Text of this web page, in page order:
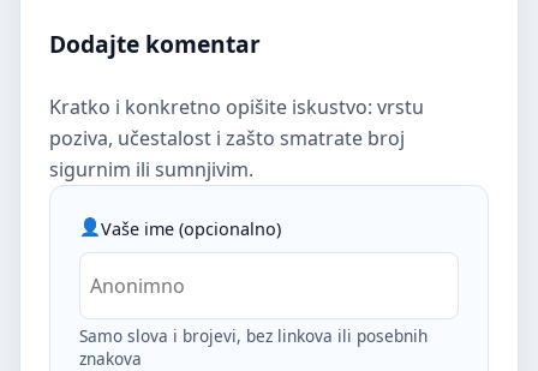
Dodajte komentar
Kratko i konkretno opišite iskustvo: vrstu
poziva, učestalost i zašto smatrate broj
sigurnim ili sumnjivim.
Vaše ime (opcionalno)
Samo slova i brojevi, bez linkova ili posebnih
znakova